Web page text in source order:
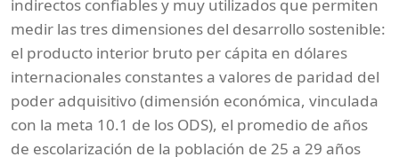
indirectos confiables y muy utilizados que permiten
medir las tres dimensiones del desarrollo sostenible:
el producto interior bruto per cápita en dólares
internacionales constantes a valores de paridad del
poder adquisitivo (dimensión económica, vinculada
con la meta 10.1 de los ODS), el promedio de años
de escolarización de la población de 25 a 29 años